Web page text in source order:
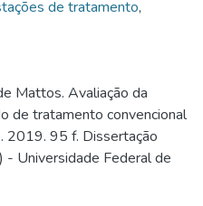
de tratamento,
Mattos. Avaliação da
de tratamento convencional
2019. 95 f. Dissertação
- Universidade Federal de